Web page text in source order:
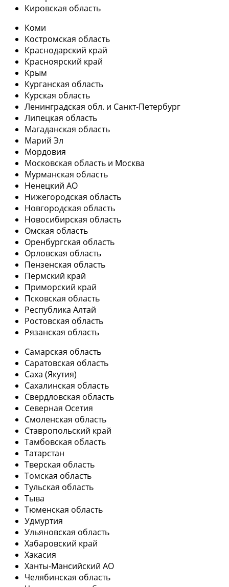
Кировская область
Коми
Костромская область
Краснодарский край
Красноярский край
Крым
Курганская область
Курская область
Ленинградская обл. и Санкт-Петербург
Липецкая область
Магаданская область
Марий Эл
Мордовия
Московская область и Москва
Мурманская область
Ненецкий АО
Нижегородская область
Новгородская область
Новосибирская область
Омская область
Оренбургская область
Орловская область
Пензенская область
Пермский край
Приморский край
Псковская область
Республика Алтай
Ростовская область
Рязанская область
Самарская область
Саратовская область
Саха (Якутия)
Сахалинская область
Свердловская область
Северная Осетия
Смоленская область
Ставропольский край
Тамбовская область
Татарстан
Тверская область
Томская область
Тульская область
Тыва
Тюменская область
Удмуртия
Ульяновская область
Хабаровский край
Хакасия
Ханты-Мансийский АО
Челябинская область